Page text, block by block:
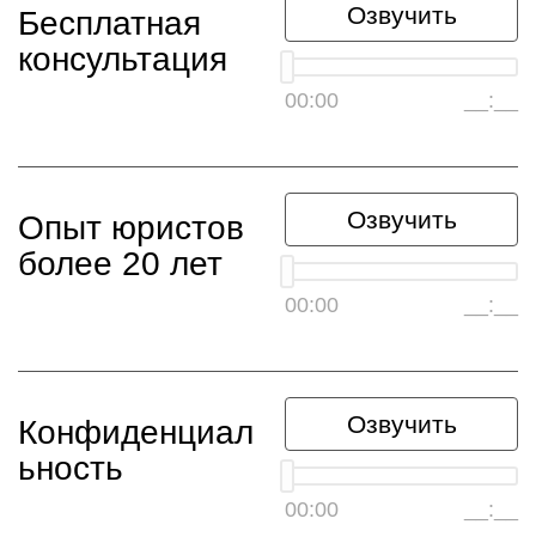
Озвучить
00:00 __:__
Бесплатная
консультация
Озвучить
00:00 __:__
Опыт юристов
более 20 лет
Озвучить
00:00 __:__
Конфиденциал
ьность